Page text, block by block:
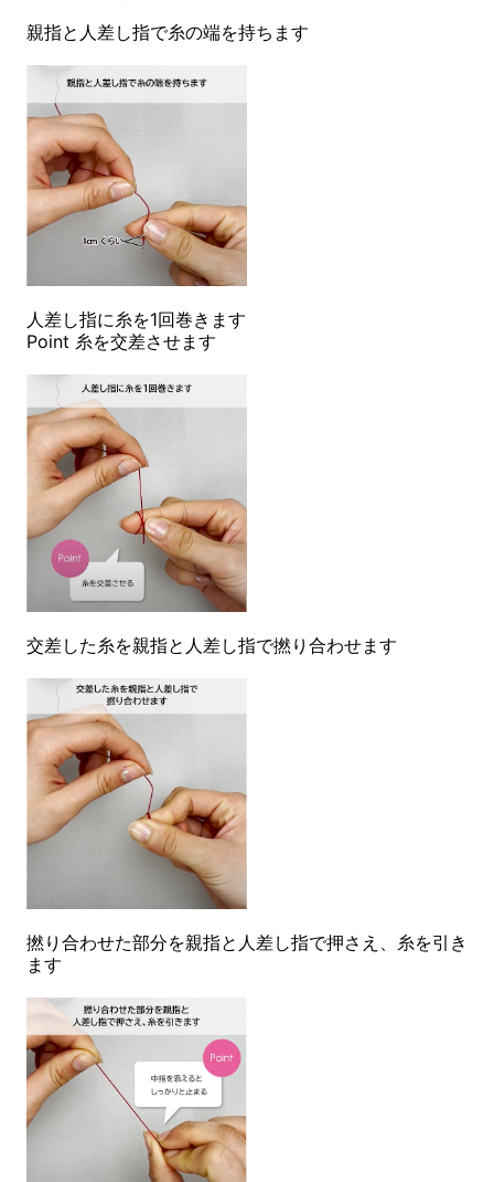
親指と人差し指で糸の端を持ちます
人差し指に糸を1回巻きます
Point 糸を交差させます
交差した糸を親指と人差し指で撚り合わせます
撚り合わせた部分を親指と人差し指で押さえ、糸を引き
ます